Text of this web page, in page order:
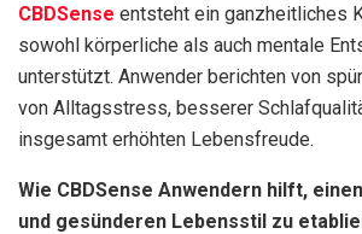
CBDSense entsteht ein ganzheitliches
sowohl körperliche als auch mentale
unterstützt. Anwender berichten von
von Alltagsstress, besserer
insgesamt erhöhten Lebensfreude.
Wie CBDSense Anwendern hilft,
und gesünderen Lebensstil zu